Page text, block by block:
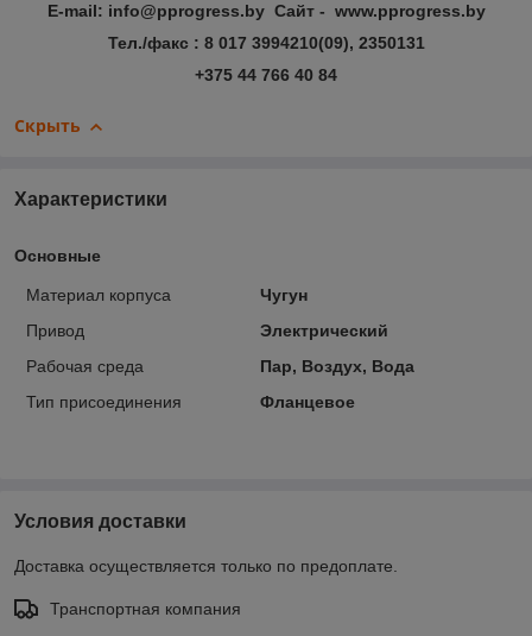
E-mail: info@pprogress.by Сайт - www.pprogress.by
Тел./факс : 8 017 3994210(09), 2350131
+375 44 766 40 84
Скрыть
Характеристики
Основные
Материал корпуса
Чугун
Привод
Электрический
Рабочая среда
Пар, Воздух, Вода
Тип присоединения
Фланцевое
Условия доставки
Доставка осуществляется только по предоплате.
Транспортная компания